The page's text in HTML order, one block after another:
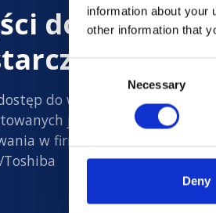
information about your
other information that
Consent
Necessary
Deny
do
z
do wszystkich nowych i
jakości używanych
w firmach Philips, Siemens,
Toshiba